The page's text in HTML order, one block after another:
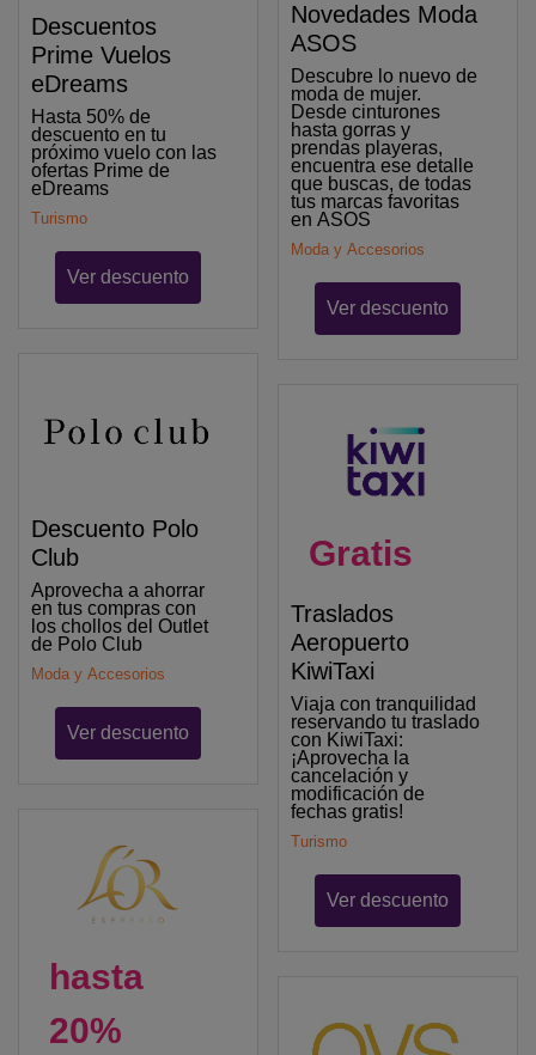
Descuentos
Prime Vuelos
eDreams
Hasta 50% de
descuento en tu
próximo vuelo con las
ofertas Prime de
eDreams
Turismo
Ver descuento
Descuento Polo
Club
Aprovecha a ahorrar
en tus compras con
los chollos del Outlet
de Polo Club
Moda y Accesorios
Ver descuento
hasta
20%
Novedades Moda
ASOS
Descubre lo nuevo de
moda de mujer.
Desde cinturones
hasta gorras y
prendas playeras,
encuentra ese detalle
que buscas, de todas
tus marcas favoritas
en ASOS
Moda y Accesorios
Ver descuento
Gratis
Traslados
Aeropuerto
KiwiTaxi
Viaja con tranquilidad
reservando tu traslado
con KiwiTaxi:
¡Aprovecha la
cancelación y
modificación de
fechas gratis!
Turismo
Ver descuento